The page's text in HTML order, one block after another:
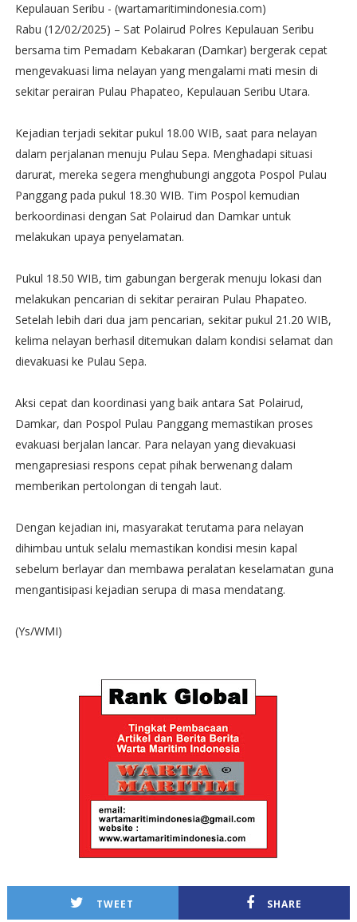
Kepulauan Seribu - (wartamaritimindonesia.com)
Rabu (12/02/2025) – Sat Polairud Polres Kepulauan Seribu
bersama tim Pemadam Kebakaran (Damkar) bergerak cepat
mengevakuasi lima nelayan yang mengalami mati mesin di
sekitar perairan Pulau Phapateo, Kepulauan Seribu Utara.
Kejadian terjadi sekitar pukul 18.00 WIB, saat para nelayan
dalam perjalanan menuju Pulau Sepa. Menghadapi situasi
darurat, mereka segera menghubungi anggota Pospol Pulau
Panggang pada pukul 18.30 WIB. Tim Pospol kemudian
berkoordinasi dengan Sat Polairud dan Damkar untuk
melakukan upaya penyelamatan.
Pukul 18.50 WIB, tim gabungan bergerak menuju lokasi dan
melakukan pencarian di sekitar perairan Pulau Phapateo.
Setelah lebih dari dua jam pencarian, sekitar pukul 21.20 WIB,
kelima nelayan berhasil ditemukan dalam kondisi selamat dan
dievakuasi ke Pulau Sepa.
Aksi cepat dan koordinasi yang baik antara Sat Polairud,
Damkar, dan Pospol Pulau Panggang memastikan proses
evakuasi berjalan lancar. Para nelayan yang dievakuasi
mengapresiasi respons cepat pihak berwenang dalam
memberikan pertolongan di tengah laut.
Dengan kejadian ini, masyarakat terutama para nelayan
dihimbau untuk selalu memastikan kondisi mesin kapal
sebelum berlayar dan membawa peralatan keselamatan guna
mengantisipasi kejadian serupa di masa mendatang.
(Ys/WMI)
TWEET SHARE